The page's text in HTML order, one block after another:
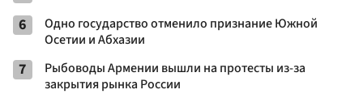
6
Одно государство отменило признание Южной
Осетии и Абхазии
7
Рыбоводы Армении вышли на протесты из-за
закрытия рынка России